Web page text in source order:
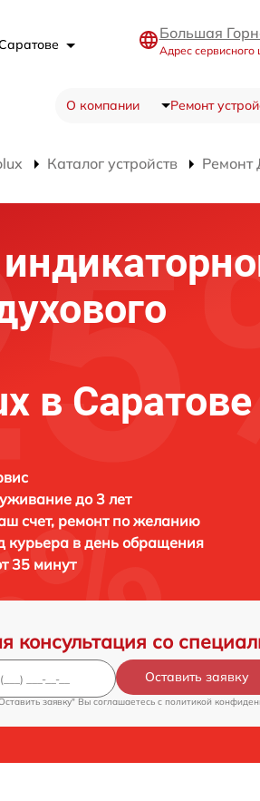
Большая
Адрес сервисного
О компании Ремонт
Каталог устройств
в Саратове
до 3 лет
счет, ремонт по желанию
курьера в день обращения
35 минут
консультация со
Оставить заявку
заявку" Вы соглашаетесь c политикой